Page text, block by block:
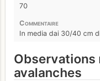
70
In media dai 30/40 cm
Observations
avalanches